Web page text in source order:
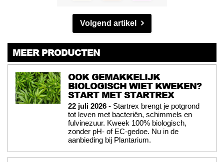
Volgend artikel
MEER PRODUCTEN
OOK GEMAKKELIJK
BIOLOGISCH WIET KWEKEN?
START MET STARTREX
22 juli 2026 - Startrex brengt je potgrond
tot leven met bacteriën, schimmels en
fulvinezuur. Kweek 100% biologisch,
zonder pH- of EC-gedoe. Nu in de
aanbieding bij Plantarium.